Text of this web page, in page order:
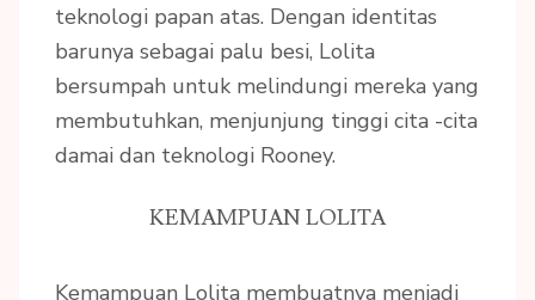
teknologi papan atas. Dengan identitas
barunya sebagai palu besi, Lolita
bersumpah untuk melindungi mereka yang
membutuhkan, menjunjung tinggi cita -cita
damai dan teknologi Rooney.
KEMAMPUAN LOLITA
Kemampuan Lolita membuatnya menjadi